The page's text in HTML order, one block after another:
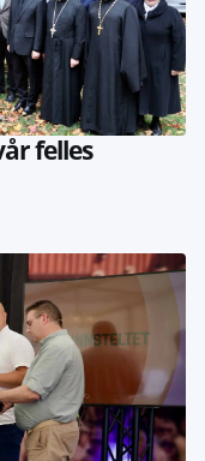
felles